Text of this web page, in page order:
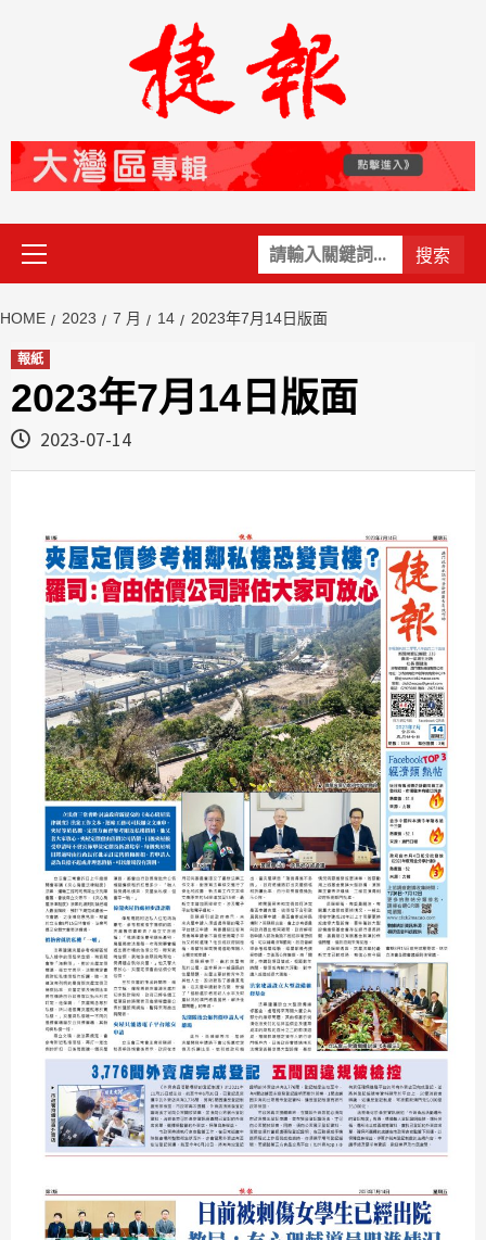
關
鍵
Primary
Menu
HOME 2023 7 月 14 2023年7月14日版面
報紙
2023年7月14日版面
2023-07-14